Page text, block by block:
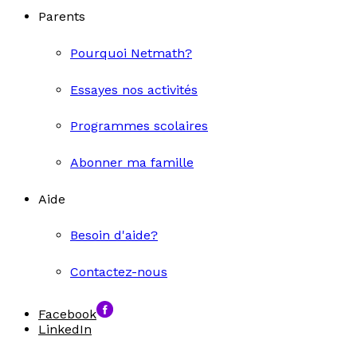
Parents
Pourquoi Netmath?
Essayes nos activités
Programmes scolaires
Abonner ma famille
Aide
Besoin d'aide?
Contactez-nous
Facebook
LinkedIn